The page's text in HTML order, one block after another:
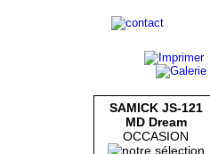
SAMICK JS-121
MD Dream
OCCASION